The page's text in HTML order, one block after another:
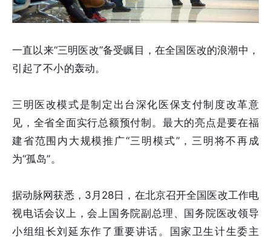
一直以来“三明医改”备受瞩目，在全国医改的浪潮中，
引起了不小的轰动。
三明医改模式是制定出台深化医保支付制度改革意
见，全省全面实行总额预付制。最大的亮点是要在福
建省范围内大规模推广“三明模式”，三明将不再成
为“孤岛”。
据动脉网获悉，3月28日，在北京召开全国医改工作电
视电话会议上，会上国务院副总理、国务院医改领导
小组组长刘延东作了重要讲话。国家卫生计生委主